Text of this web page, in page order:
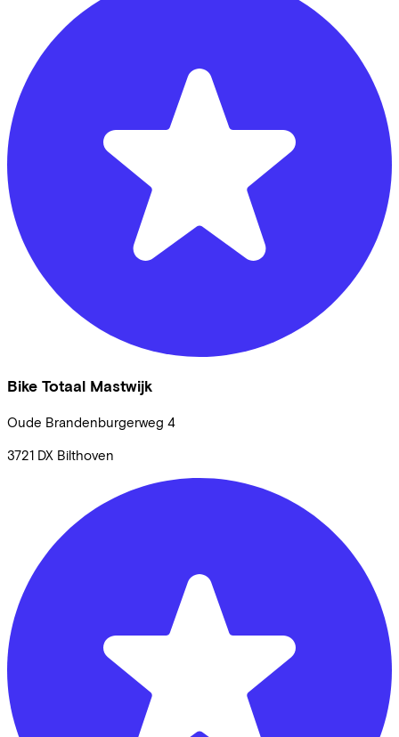
Bike Totaal Mastwijk
Oude Brandenburgerweg 4
3721 DX Bilthoven